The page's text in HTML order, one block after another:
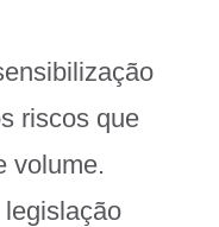
riscos que
volume.